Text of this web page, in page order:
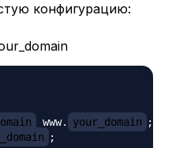
конфигурацию:
www. your_domain
;
;